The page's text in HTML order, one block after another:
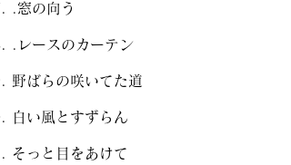
.窓の向う
.レースのカーテン
野ばらの咲いてた道
白い風とすずらん
そっと目をあけて